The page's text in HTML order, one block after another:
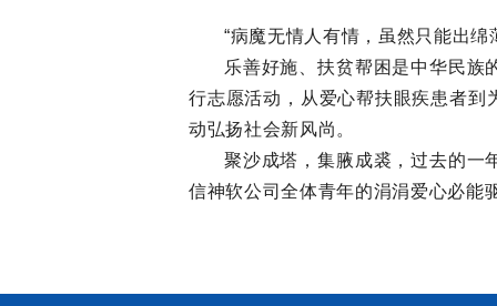
“病魔无情人有情，虽然只能出
乐善好施、扶贫帮困是中华民族
行志愿活动，从爱心帮扶眼疾患者到
动弘扬社会新风尚。
聚沙成塔，集腋成裘，过去的一
信神软公司全体青年的涓涓爱心必能